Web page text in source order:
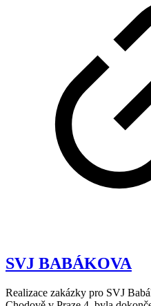
SVJ BABÁKOVA
Realizace zakázky pro SVJ